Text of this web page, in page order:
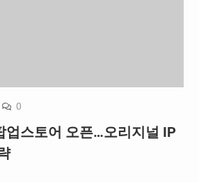
0
업스토어 오픈…오리지널 IP